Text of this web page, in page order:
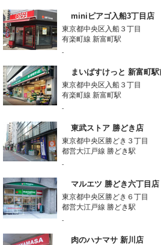
miniピアゴ入船3丁目店
東京都中央区入船３丁目
有楽町線 新富町駅
-
まいばすけっと 新富町
東京都中央区入船３丁目
有楽町線 新富町駅
-
東武ストア 勝どき店
東京都中央区勝どき３丁目
都営大江戸線 勝どき駅
-
マルエツ 勝どき六丁目店
東京都中央区勝どき６丁目
都営大江戸線 勝どき駅
-
肉のハナマサ 新川店